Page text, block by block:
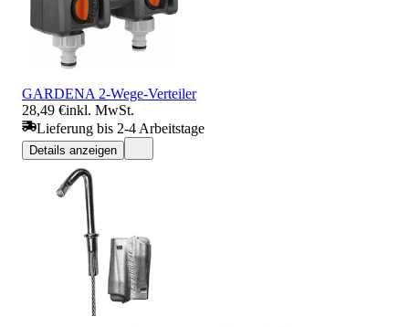
GARDENA 2-Wege-Verteiler
28,49 €inkl. MwSt.
Lieferung bis 2-4 Arbeitstage
Details anzeigen